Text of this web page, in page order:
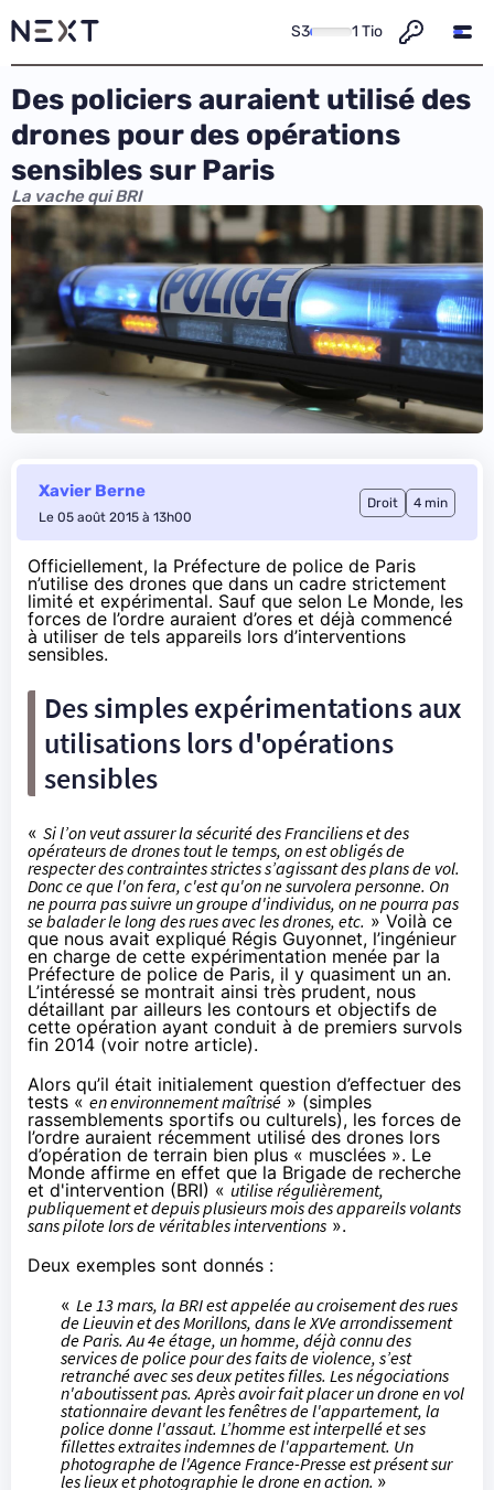
S3 1 Tio
Des policiers auraient utilisé des
drones pour des opérations
sensibles sur Paris
La vache qui BRI
Xavier Berne
Le 05 août 2015 à 13h00
Droit 4 min
Officiellement, la Préfecture de police de Paris
n’utilise des drones que dans un cadre strictement
limité et expérimental. Sauf que selon Le Monde, les
forces de l’ordre auraient d’ores et déjà commencé
à utiliser de tels appareils lors d’interventions
sensibles.
Des simples expérimentations aux
utilisations lors d'opérations
sensibles
« Si l’on veut assurer la sécurité des Franciliens et des
opérateurs de drones tout le temps, on est obligés de
respecter des contraintes strictes s’agissant des plans de vol.
Donc ce que l'on fera, c'est qu'on ne survolera personne. On
ne pourra pas suivre un groupe d'individus, on ne pourra pas
se balader le long des rues avec les drones, etc. » Voilà ce
que nous avait expliqué Régis Guyonnet, l’ingénieur
en charge de cette expérimentation menée par la
Préfecture de police de Paris, il y quasiment un an.
L’intéressé se montrait ainsi très prudent, nous
détaillant par ailleurs les contours et objectifs de
cette opération ayant conduit à de premiers survols
fin 2014 (voir notre article).
Alors qu’il était initialement question d’effectuer des
tests «en environnement maîtrisé » (simples
rassemblements sportifs ou culturels), les forces de
l’ordre auraient récemment utilisé des drones lors
d’opération de terrain bien plus « musclées ». Le
Monde affirme en effet que la Brigade de recherche
et d'intervention (BRI) « utilise régulièrement,
publiquement et depuis plusieurs mois des appareils volants
sans pilote lors de véritables interventions ».
Deux exemples sont donnés :
« Le 13 mars, la BRI est appelée au croisement des rues
de Lieuvin et des Morillons, dans le XVe arrondissement
de Paris. Au 4e étage, un homme, déjà connu des
services de police pour des faits de violence, s’est
retranché avec ses deux petites filles. Les négociations
n'aboutissent pas. Après avoir fait placer un drone en vol
stationnaire devant les fenêtres de l'appartement, la
police donne l'assaut. L’homme est interpellé et ses
fillettes extraites indemnes de l'appartement. Un
photographe de l'Agence France-Presse est présent sur
les lieux et photographie le drone en action. »